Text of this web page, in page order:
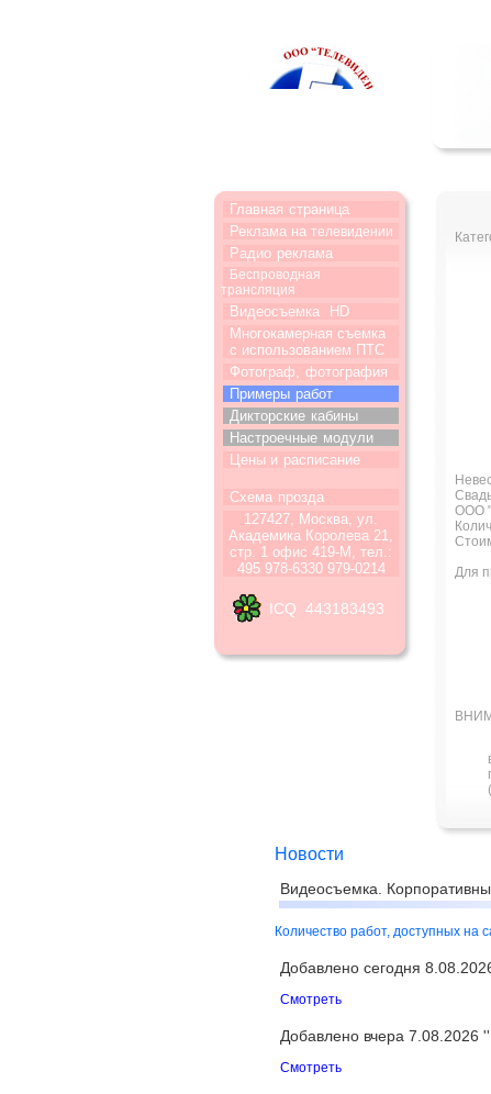
Главная страница
Реклама на телевидении
Радио реклама
Беспроводная
трансляция
Видеосъемка
HD
Многокамерная съемка
с использованием ПТС
Фотограф, фотография
Примеры работ
Дикторские кабины
Настроечные модули
Цены и расписание
Схема прозда
127427, Москва, ул.
Академика Королева 21,
стр. 1 офис 419-М, тел.:
495 978-6330 979-0214
ICQ 443183493
ООО
Для
Новости
Видеосъемка.
Количество работ, доступных на
Добавлено сегодня
Смотреть
Добавлено вчера 7.08.2026 ''
Смотреть